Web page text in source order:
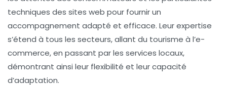
techniques des sites web pour fournir un
accompagnement adapté et efficace. Leur expertise
s’étend à tous les secteurs, allant du tourisme à l’e-
commerce, en passant par les services locaux,
démontrant ainsi leur flexibilité et leur capacité
d’adaptation.